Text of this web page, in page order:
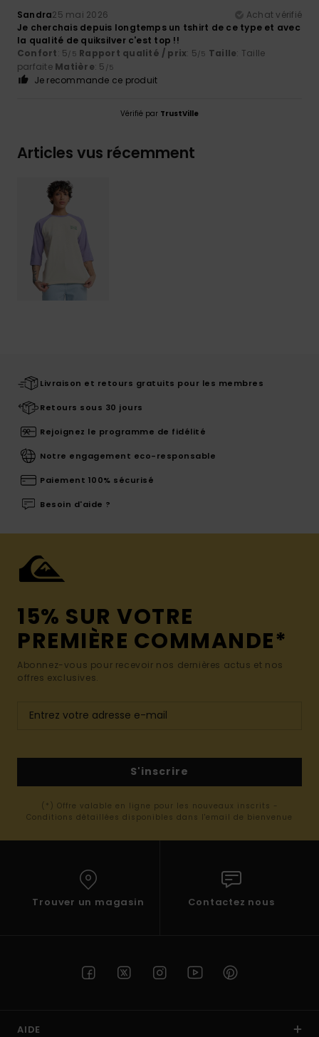
Sandra25 mai 2026
Achat vérifié
Je cherchais depuis longtemps un tshirt de ce type et avec
la qualité de quiksilver c'est top !!
Confort: 5/5 Rapport qualité / prix: 5/5 Taille: Taille
parfaite Matière: 5 /5
Je recommande ce produit
Vérifié par TrustVille
Articles vus récemment
Livraison et retours gratuits pour les membres
Retours sous 30 jours
Rejoignez le programme de fidélité
Notre engagement eco-responsable
Paiement 100% sécurisé
Besoin d'aide ?
15% SUR VOTRE
PREMIÈRE COMMANDE*
Abonnez-vous pour recevoir nos dernières actus et nos
offres exclusives.
S'inscrire
(*) Offre valable en ligne pour les nouveaux inscrits -
Conditions détaillées disponibles dans l'email de bienvenue
Trouver un magasin Contactez nous
AIDE